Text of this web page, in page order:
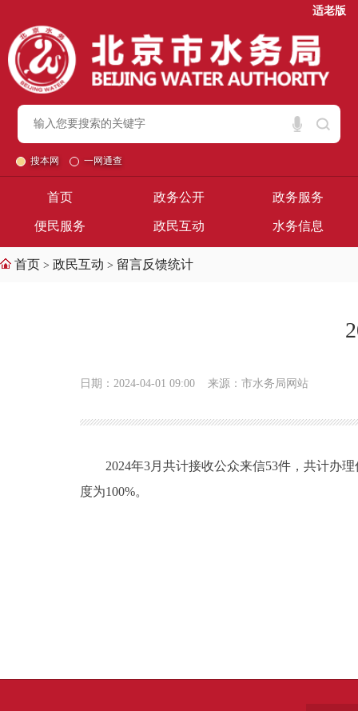
适老版
搜本网 一网通查
首页 政务公开 政务服务
便民服务 政民互动 水务信息
首页 > 政民互动 > 留言反馈统计
日期：2024-04-01 09:00 来源：市水务局网站
2024年3月共计接收公众来信53件，共计办理
度为100%。